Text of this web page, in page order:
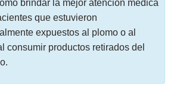
brindar la mejor atención médica
que estuvieron
expuestos al plomo o al
consumir productos retirados del